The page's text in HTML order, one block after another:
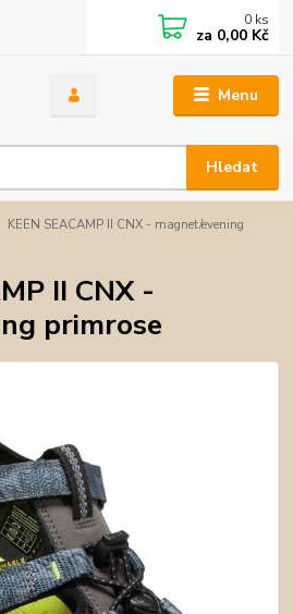
Menu
Hledat
0 ks
za 0,00 Kč
KEEN SEACAMP II CNX - magnet/evening
II CNX -
primrose